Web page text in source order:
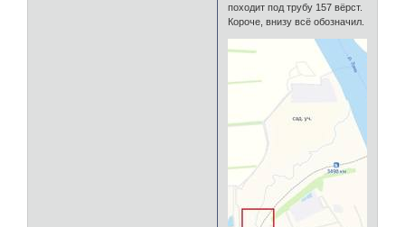
походит под трубу 157 вёрст.
Короче, внизу всё обозначил.